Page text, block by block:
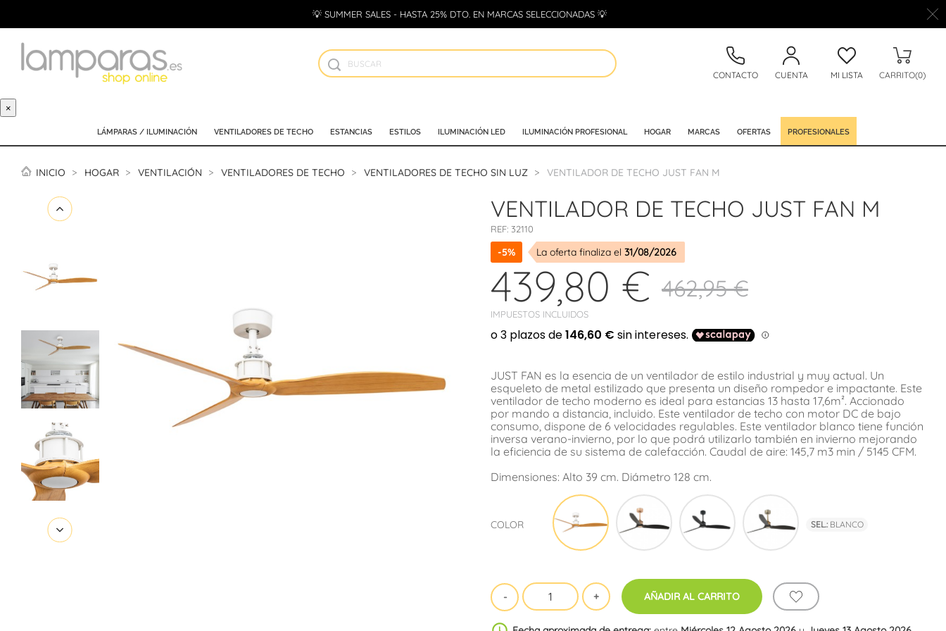
💡 SUMMER SALES - HASTA 25% DTO. EN MARCAS SELECCIONADAS 💡
CONTACTO CUENTA MI LISTA CARRITO(0)
×
LÁMPARAS / ILUMINACIÓN VENTILADORES DE TECHO ESTANCIAS ESTILOS ILUMINACIÓN LED ILUMINACIÓN PROFESIONAL HOGAR MARCAS OFERTAS PROFESIONALES
INICIO HOGAR VENTILACIÓN VENTILADORES DE TECHO VENTILADORES DE TECHO SIN LUZ VENTILADOR DE TECHO JUST FAN M
VENTILADOR DE TECHO JUST FAN M
REF: 32110
-5% La oferta finaliza el 31/08/2026
439,80 €
IMPUESTOS INCLUIDOS
462,95 €
JUST FAN es la esencia de un ventilador de estilo industrial y muy actual. Un
esqueleto de metal estilizado que presenta un diseño rompedor e impactante. Este
ventilador de techo moderno es ideal para estancias 13 hasta 17,6m². Accionado
por mando a distancia, incluido. Este ventilador de techo con motor DC de bajo
consumo, dispone de 6 velocidades regulables. Este ventilador blanco tiene función
inversa verano-invierno, por lo que podrá utilizarlo también en invierno mejorando
la eficiencia de su sistema de calefacción. Caudal de aire: 145,7 m3 min / 5145 CFM.
Dimensiones: Alto 39 cm. Diámetro 128 cm.
COLOR
Blanco Cobre Negro
Viejo
SEL.:BLANCO
AÑADIR AL CARRITO